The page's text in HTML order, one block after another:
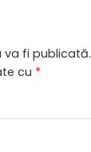
va fi publicată.
cu *